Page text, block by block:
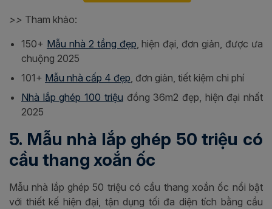
>> Tham khảo:
150+ Mẫu nhà 2 tầng đẹp , hiện đại, đơn giản, được ưa
chuộng 2025
101+ Mẫu nhà cấp 4 đẹp , đơn giản, tiết kiệm chi phí
Nhà lắp ghép 100 triệu đồng 36m2 đẹp, hiện đại nhất
2025
5. Mẫu nhà lắp ghép 50 triệu có
cầu thang xoắn ốc
Mẫu nhà lắp ghép 50 triệu có cầu thang xoắn ốc nổi bật
với thiết kế hiện đại, tận dụng tối đa diện tích bằng cầu